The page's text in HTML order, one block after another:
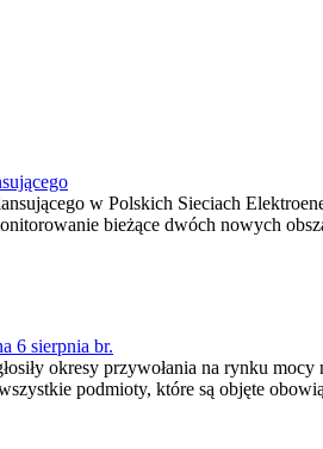
w Polskich Sieciach
bieżące dwóch nowych
6 sierpnia br.
okresy przywołania na rynku
podmioty, które są objęte